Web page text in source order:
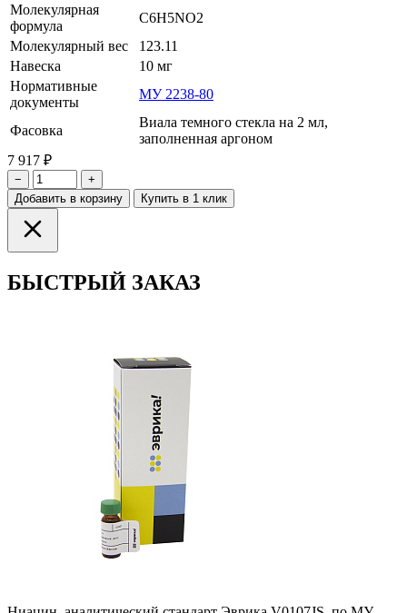
Молекулярная
формула
C6H5NO2
Молекулярный вес
123.11
Навеска
10 мг
Нормативные
документы
МУ 2238-80
Фасовка
Виала темного стекла на 2 мл,
заполненная аргоном
7 917 ₽
−
+
Добавить в корзину
Купить в 1 клик
БЫСТРЫЙ ЗАКАЗ